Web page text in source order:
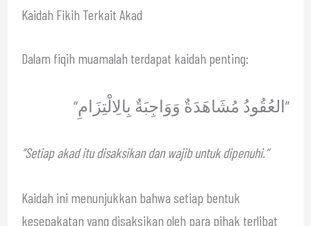
Kaidah Fikih Terkait Akad
Dalam fiqih muamalah terdapat kaidah penting:
“العُقُودُ مُشَاهَدَةٌ وَوَاجِبَةٌ بِالِالْتِزَامِ”
“Setiap akad itu disaksikan dan wajib untuk dipenuhi.”
Kaidah ini menunjukkan bahwa setiap bentuk
kesepakatan yang disaksikan oleh para pihak terlibat